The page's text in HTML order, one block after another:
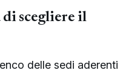
scegliere il
delle sedi aderenti